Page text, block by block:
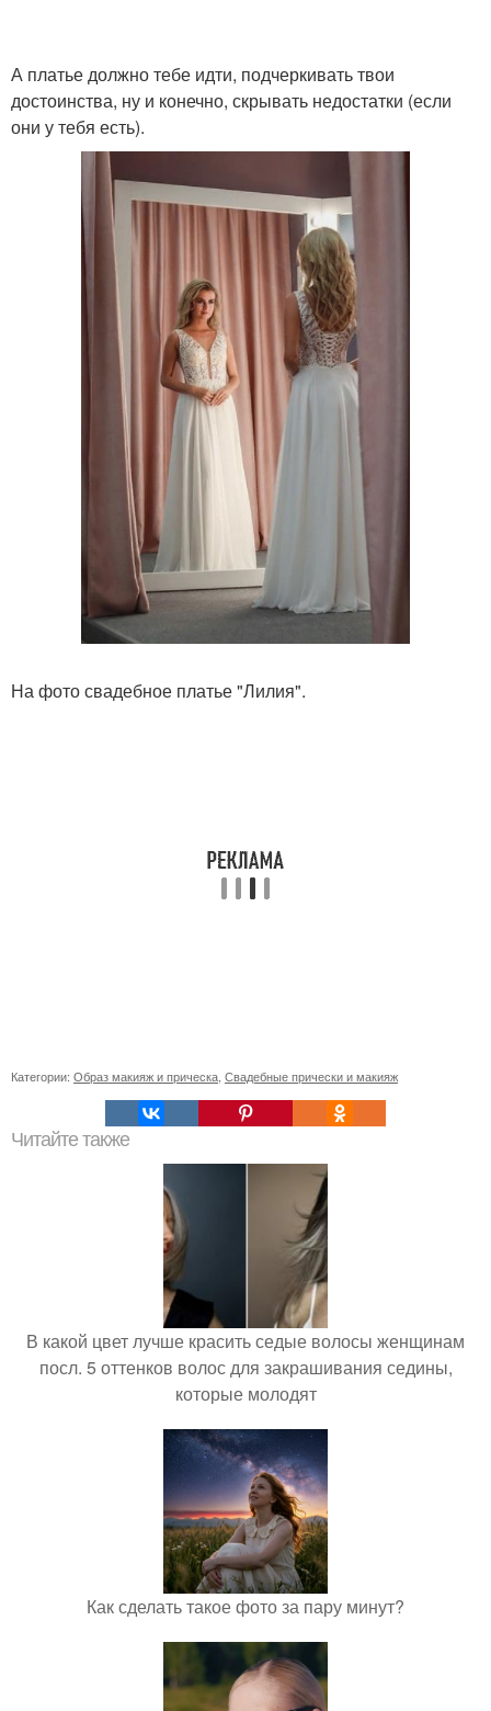
А платье должно тебе идти, подчеркивать твои
достоинства, ну и конечно, скрывать недостатки (если
они у тебя есть).
На фото свадебное платье "Лилия".
Категории: Образ макияж и прическа, Свадебные прически и макияж
Читайте также
В какой цвет лучше красить седые волосы женщинам
посл. 5 оттенков волос для закрашивания седины,
которые молодят
Как сделать такое фото за пару минут?